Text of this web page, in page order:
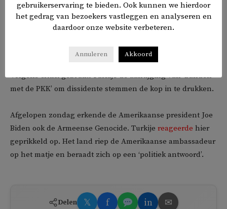
De HDP wordt momenteel door een rechtbank onderzocht
op vermeende banden met de PKK, waardoor een verbod
de afgelopen jaren al vele Koerdische kopstukken de bak
in, waaronder oud-HDP-leider Selahattin Demirtas.
Volgens critici gebruikt Turkije de aantijging van ‘banden
met de PKK’ om dissidente stemmen de kop in te drukken.
Afgelopen zondag erkende de Amerikaanse president Joe
Biden ook de Armeense Genocide. Turkije reageerde hier
geprikkeld op. Het land riep de Amerikaanse ambassadeur
op het matje en beraadt zich op een ‘politiek antwoord’.
Delen 𝕏 f in ✉
gebruikerservaring te bieden. Ook kunnen we hierdoor
het gedrag van bezoekers vastleggen en analyseren en
daardoor onze website verbeteren.
Annuleren Akkoord